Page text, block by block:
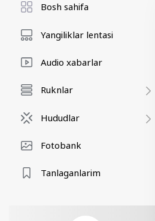
Bosh sahifa
Yangiliklar lentasi
Audio xabarlar
Ruknlar
Hududlar
Fotobank
Tanlaganlarim